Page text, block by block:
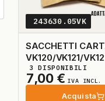
243630.05VK
SACCHETTI
VK120/VK121/
ADATTABILE
7,00 € IVA INCL.
Acquista
3 DISPONIBILI